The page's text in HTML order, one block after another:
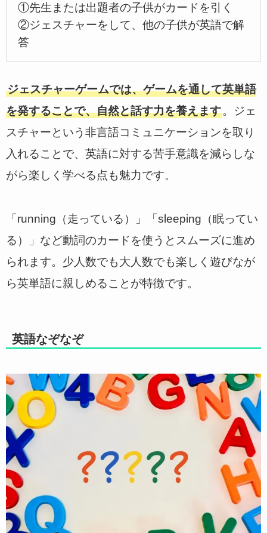
①先生または出題者の子供がカードを引く
②ジェスチャーをして、他の子供が英語で解
答
ジェスチャーゲームでは、ゲームを通して英単語
を発することで、自然と話す力を養えます。ジェ
スチャーという非言語コミュニケーションを取り
入れることで、英語に対する苦手意識を減らしな
がら楽しく学べる点も魅力です。
「running（走っている）」「sleeping（眠ってい
る）」など動詞のカードを使うとスムーズに進め
られます。少人数でも大人数でも楽しく遊びなが
ら英単語に親しめることが特徴です。
英語なぞなぞ